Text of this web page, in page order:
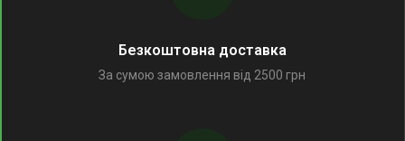
Безкоштовна доставка
За сумою замовлення від 2500 грн